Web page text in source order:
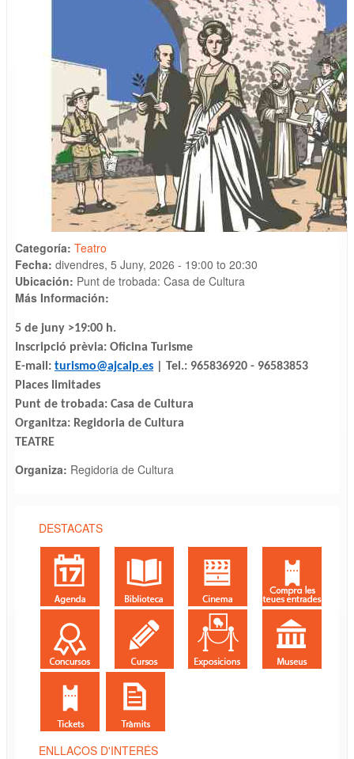
Categoría: Teatro
Fecha: divendres, 5 Juny, 2026 - 19:00 to 20:30
Ubicación: Punt de trobada: Casa de Cultura
Más Información:
5 de juny >19:00 h.
Inscripció prèvia: Oficina Turisme
E-mail: turismo@ajcalp.es | Tel.: 965836920 - 96583853
Places limitades
Punt de trobada: Casa de Cultura
Organitza: Regidoria de Cultura
TEATRE
Organiza: Regidoria de Cultura
DESTACATS
ENLLAÇOS D'INTERÉS